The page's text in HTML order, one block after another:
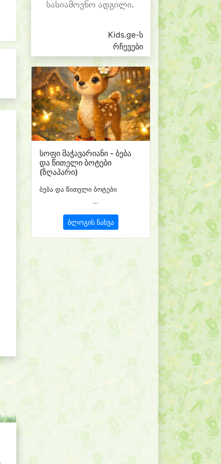
სასიამოვნო ადგილი.
Kids.ge-ს
რჩევები
სოფი მაჭავარიანი - ბება
და წითელი ბოტები
(ზღაპარი)
ბება და წითელი ბოტები
...
ბლოგის ნახვა